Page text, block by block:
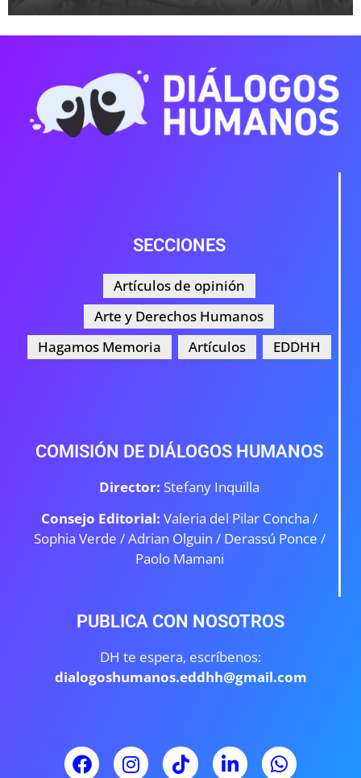
SECCIONES
Artículos de opinión
Arte y Derechos Humanos
Hagamos Memoria
Artículos EDDHH
COMISIÓN DE DIÁLOGOS HUMANOS
Director: Stefany Inquilla
Consejo Editorial: Valeria del Pilar Concha /
Sophia Verde /Adrian Olguin / Derassú Ponce /
Paolo Mamani
PUBLICA CON NOSOTROS
DH te espera, escríbenos:
dialogoshumanos.eddhh@gmail.com